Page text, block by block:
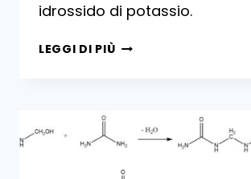
idrossido di potassio.
LEGGI DI PIÙ CONDENSAZIONE